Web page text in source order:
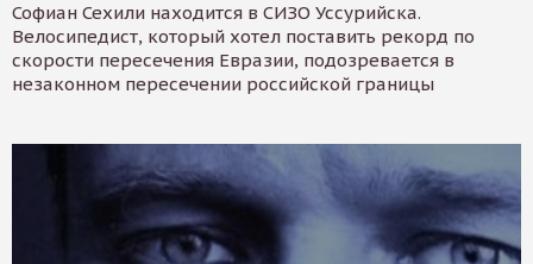
Софиан Сехили находится в СИЗО Уссурийска.
Велосипедист, который хотел поставить рекорд по
скорости пересечения Евразии, подозревается в
незаконном пересечении российской границы